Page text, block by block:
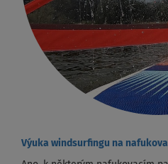
Výuka windsurfingu na